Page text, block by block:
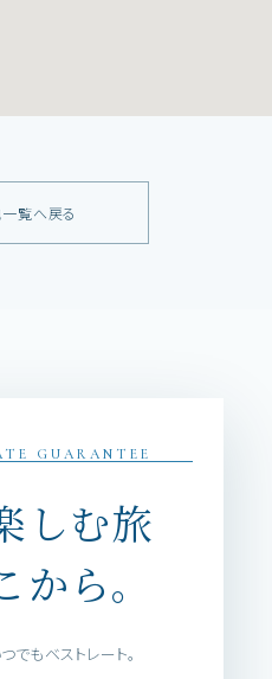
覧へ戻る
GUARANTEE
しむ旅
から。
でもベストレート。